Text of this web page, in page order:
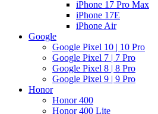
iPhone 17 Pro Max
iPhone 17E
iPhone Air
Google
Google Pixel 10 | 10 Pro
Google Pixel 7 | 7 Pro
Google Pixel 8 | 8 Pro
Google Pixel 9 | 9 Pro
Honor
Honor 400
Honor 400 Lite